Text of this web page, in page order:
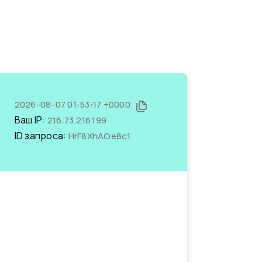
2026-08-07 01:53:17 +0000
Ваш IP: 216.73.216.199
ID запроса: HrF8XhAOe8c1